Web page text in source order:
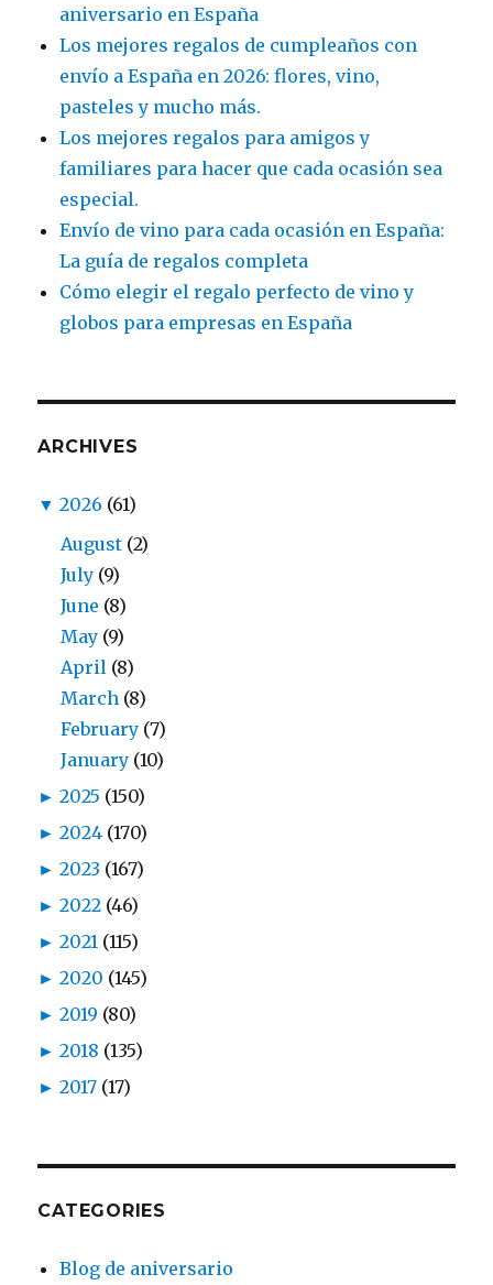
aniversario en España
Los mejores regalos de cumpleaños con
envío a España en 2026: flores, vino,
pasteles y mucho más.
Los mejores regalos para amigos y
familiares para hacer que cada ocasión sea
especial.
Envío de vino para cada ocasión en España:
La guía de regalos completa
Cómo elegir el regalo perfecto de vino y
globos para empresas en España
ARCHIVES
▼ 2026 (61)
August (2)
July (9)
June (8)
May (9)
April (8)
March (8)
February (7)
January (10)
► 2025 (150)
► 2024 (170)
► 2023 (167)
► 2022 (46)
► 2021 (115)
► 2020 (145)
► 2019 (80)
► 2018 (135)
► 2017 (17)
CATEGORIES
Blog de aniversario